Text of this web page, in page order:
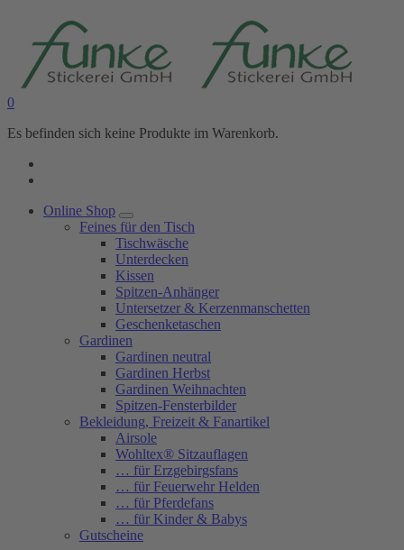
0
Es befinden sich keine Produkte im Warenkorb.
Online Shop
Feines für den Tisch
Tischwäsche
Unterdecken
Kissen
Spitzen-Anhänger
Untersetzer & Kerzenmanschetten
Geschenketaschen
Gardinen
Gardinen neutral
Gardinen Herbst
Gardinen Weihnachten
Spitzen-Fensterbilder
Bekleidung, Freizeit & Fanartikel
Airsole
Wohltex® Sitzauflagen
… für Erzgebirgsfans
… für Feuerwehr Helden
… für Pferdefans
… für Kinder & Babys
Gutscheine